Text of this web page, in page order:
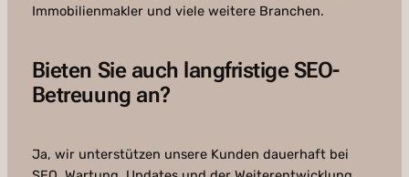
Immobilienmakler und viele weitere Branchen.
Bieten Sie auch langfristige SEO-
Betreuung an?
Ja, wir unterstützen unsere Kunden dauerhaft bei